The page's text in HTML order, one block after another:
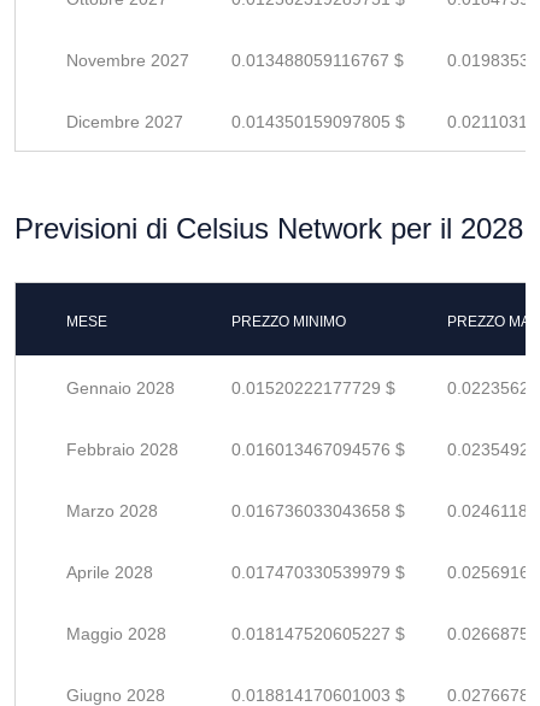
Novembre 2027 0.013488059116767 $
Dicembre 2027 0.014350159097805 $
Previsioni di Celsius Network per il 2028
MESE PREZZO MINIMO PREZZO
Gennaio 2028 0.01520222177729 $
Febbraio 2028 0.016013467094576 $
Marzo 2028 0.016736033043658 $
Aprile 2028 0.017470330539979 $
Maggio 2028 0.018147520605227 $
Giugno 2028 0.018814170601003 $